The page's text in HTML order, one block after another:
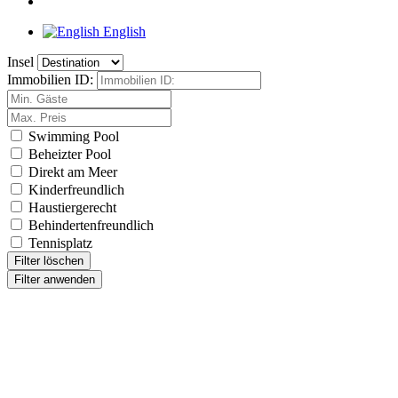
English
Insel
Immobilien ID:
Swimming Pool
Beheizter Pool
Direkt am Meer
Kinderfreundlich
Haustiergerecht
Behindertenfreundlich
Tennisplatz
Filter löschen
Filter anwenden